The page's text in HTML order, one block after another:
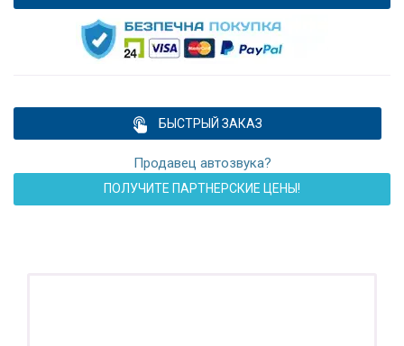
БЫСТРЫЙ ЗАКАЗ
Продавец автозвука?
ПОЛУЧИТЕ ПАРТНЕРСКИЕ ЦЕНЫ!